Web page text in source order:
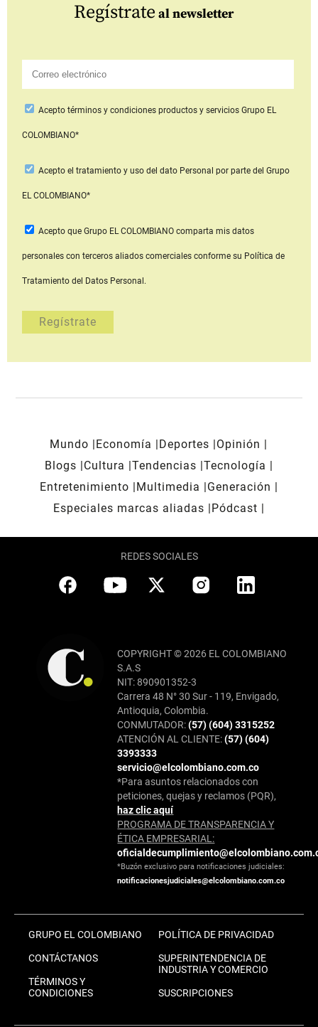
Regístrate al newsletter
Aceptotérminos y condiciones productos y serviciosGrupo EL
COLOMBIANO*
Acepto el tratamiento y uso del dato Personal por parte del Grupo
EL COLOMBIANO*
Acepto que Grupo EL COLOMBIANOcomparta mis datos
personales con terceros aliados comerciales conforme su Política de
Tratamiento del Datos Personal.
Mundo Economía Deportes
Opinión
Blogs
Cultura Tendencias Tecnología
Entretenimiento
Multimedia
Generación
Especiales marcas aliadas
Pódcast
REDES SOCIALES
COPYRIGHT © 2026 EL COLOMBIANO
S.A.S
NIT: 890901352-3
Carrera 48 N° 30 Sur - 119, Envigado,
Antioquia, Colombia.
CONMUTADOR:(57) (604) 3315252
ATENCIÓN AL CLIENTE:(57) (604)
3393333
servicio@elcolombiano.com.co
*Para asuntos relacionados con
peticiones, quejas y reclamos (PQR),
haz clic aquí
PROGRAMA DE TRANSPARENCIA Y
ÉTICA EMPRESARIAL:
*Buzón exclusivo para notificaciones judiciales:
notificacionesjudiciales@elcolombiano.com.co
GRUPO EL COLOMBIANO
CONTÁCTANOS
TÉRMINOS Y
CONDICIONES
POLÍTICA DE PRIVACIDAD
SUPERINTENDENCIA DE
INDUSTRIA Y COMERCIO
SUSCRIPCIONES